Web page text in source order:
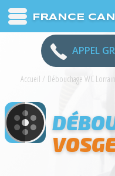
FRANCE
APPEL
Accueil / Débouchage WC